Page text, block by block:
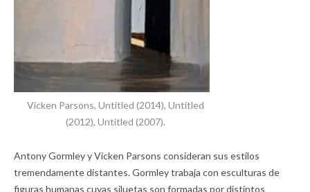
Vicken Parsons, Untitled (2014), Untitled
(2012), Untitled (2007).
Antony Gormley y Vicken Parsons consideran sus estilos
tremendamente distantes. Gormley trabaja con esculturas de
figuras humanas cuyas siluetas son formadas por distintos